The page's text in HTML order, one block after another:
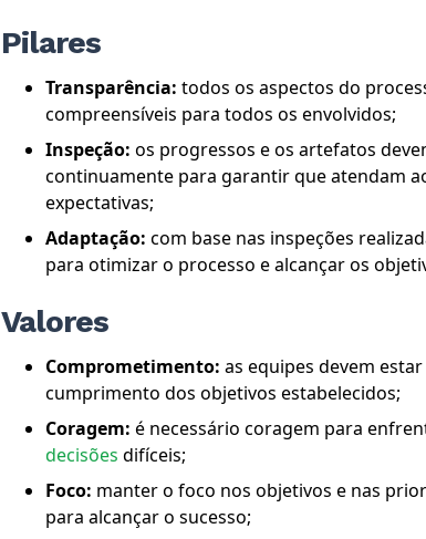
Pilares
Transparência: todos os aspectos do
compreensíveis para todos os envolvidos;
Inspeção: os progressos e os artefatos
continuamente para garantir que atendam
expectativas;
Adaptação: com base nas inspeções
para otimizar o processo e alcançar os
Valores
Comprometimento: as equipes devem
cumprimento dos objetivos estabelecidos;
Coragem: é necessário coragem para
decisões difíceis;
Foco: manter o foco nos objetivos e nas
para alcançar o sucesso;